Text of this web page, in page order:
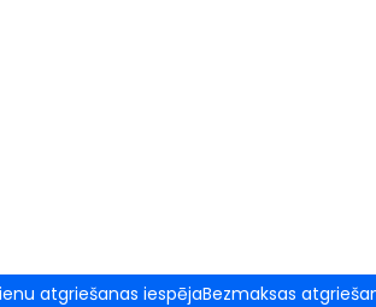
atgriešanas iespējaBezmaksas